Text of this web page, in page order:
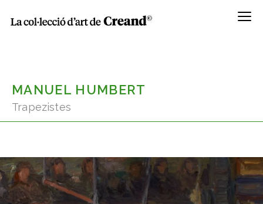
Menú
MANUEL HUMBERT
Trapezistes